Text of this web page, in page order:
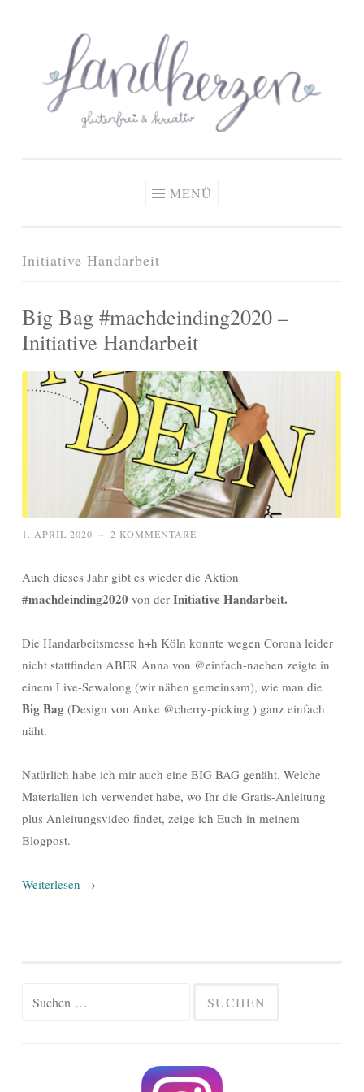
springen
Zöliakie, glutenfreie Ernährung
MENÜ
Initiative Handarbeit
Big Bag #machdeinding2020 –
Initiative Handarbeit
1. APRIL 2020 ~ 2 KOMMENTARE
Auch dieses Jahr gibt es wieder die Aktion
#machdeinding2020 von der Initiative Handarbeit.
Die Handarbeitsmesse h+h Köln konnte wegen Corona leider
nicht stattfinden ABER Anna von @einfach-naehen zeigte in
einem Live-Sewalong (wir nähen gemeinsam), wie man die
Big Bag (Design von Anke @cherry-picking ) ganz einfach
näht.
Natürlich habe ich mir auch eine BIG BAG genäht. Welche
Materialien ich verwendet habe, wo Ihr die Gratis-Anleitung
plus Anleitungsvideo findet, zeige ich Euch in meinem
Blogpost.
Weiterlesen →
Suchen